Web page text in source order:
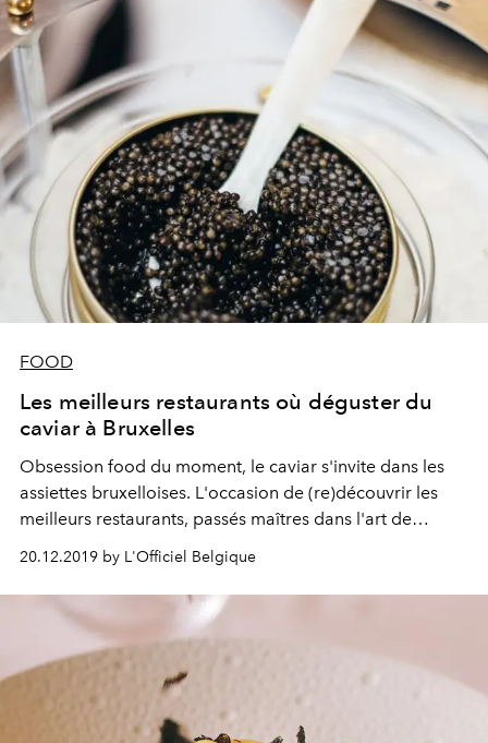
FOOD
Les meilleurs restaurants où déguster du
caviar à Bruxelles
Obsession food du moment, le caviar s'invite dans les
assiettes bruxelloises. L'occasion de (re)découvrir les
meilleurs restaurants, passés maîtres dans l'art de
magnifier l'or noir.
20.12.2019 by L'Officiel Belgique